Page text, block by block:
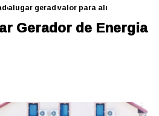
alugar gerador de energia campo belo
valor para alugar gerador
Gerador de Energia